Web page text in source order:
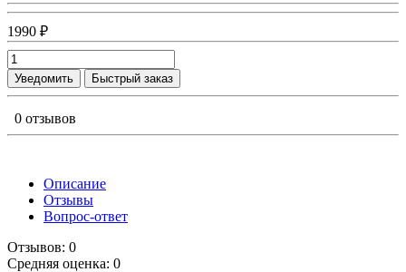
1990 ₽
Уведомить Быстрый заказ
0 отзывов
Описание
Отзывы
Вопрос-ответ
Отзывов: 0
Средняя оценка: 0